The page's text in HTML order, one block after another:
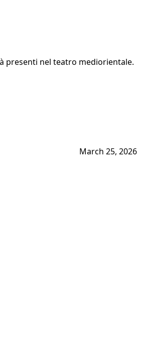
presenti nel teatro mediorientale.
March 25, 2026